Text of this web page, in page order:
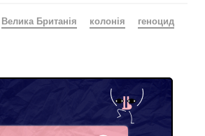
Велика Британія колонія геноцид